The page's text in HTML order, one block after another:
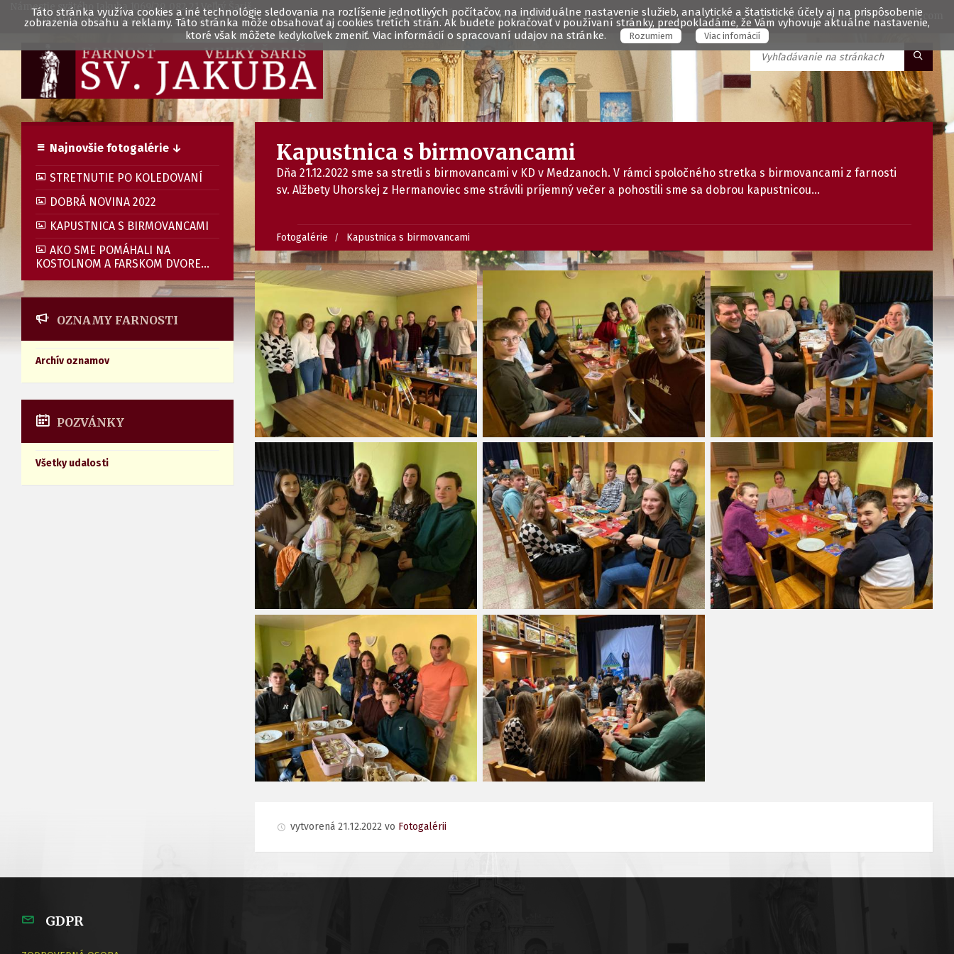
Námestie svätého Jakuba 1069/29, 082 21 Veľký Šariš
IBAN SK96 0900 0000 0050 2947 0973
FARNOSŤ INFORMÁCIE 051/7762329, 0910852255, fara.vsaris@gmail.com
Kapustnica s birmovancami
Dňa 21.12.2022 sme sa stretli s birmovancami v KD v Medzanoch. V rámci spoločného stretka s birmovancami z farnosti
sv. Alžbety Uhorskej z Hermanoviec sme strávili príjemný večer a pohostili sme sa dobrou kapustnicou...
Fotogalérie Kapustnica s birmovancami
vytvorená 21.12.2022 vo Fotogalérii
Najnovšie fotogalérie ↓
STRETNUTIE PO KOLEDOVANÍ
DOBRÁ NOVINA 2022
KAPUSTNICA S BIRMOVANCAMI
AKO SME POMÁHALI NA
KOSTOLNOM A FARSKOM DVORE...
OZNAMY FARNOSTI
Archív oznamov
POZVÁNKY
Všetky udalosti
GDPR
Táto stránka využíva cookies a iné technológie sledovania na rozlíšenie jednotlivých počítačov, na individuálne nastavenie služieb, analytické a štatistické účely aj na prispôsobenie
zobrazenia obsahu a reklamy. Táto stránka môže obsahovať aj cookies tretích strán. Ak budete pokračovať v používaní stránky, predpokladáme, že Vám vyhovuje aktuálne nastavenie,
ktoré však môžete kedykoľvek zmeniť. Viac informácií o spracovaní udajov na stránke.
Rozumiem Viac infomácií